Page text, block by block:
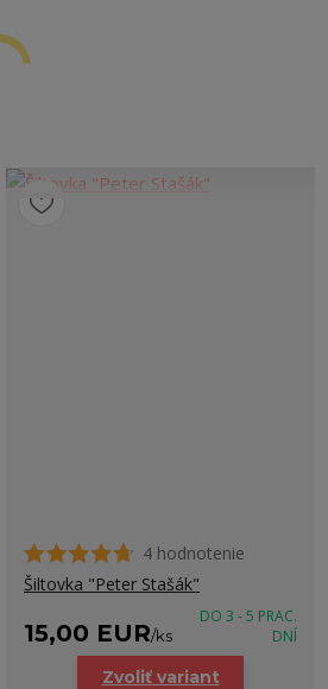
4 hodnotenie
Šiltovka "Peter Stašák"
15,00 EUR/ks
DO 3 - 5 PRAC.
DNÍ
Zvoliť variant